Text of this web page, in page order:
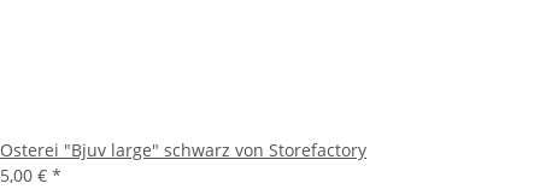
Osterei "Bjuv large" schwarz von Storefactory
5,00 € *